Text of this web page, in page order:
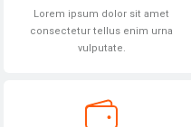
Lorem ipsum dolor sit amet
consectetur tellus enim urna
vulputate.